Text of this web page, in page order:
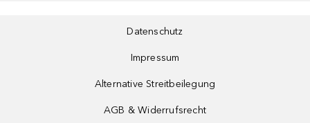
Datenschutz
Impressum
Alternative Streitbeilegung
AGB & Widerrufsrecht